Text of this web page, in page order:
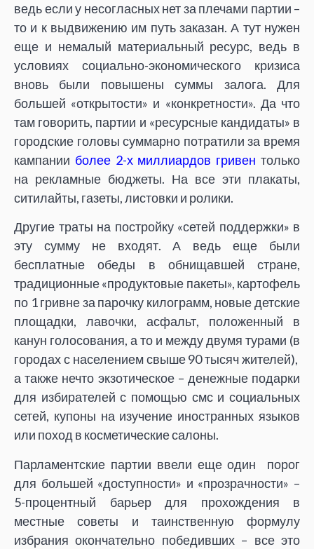
ведь если у несогласных нет за плечами партии –
то и к выдвижению им путь заказан. А тут нужен
еще и немалый материальный ресурс, ведь в
условиях социально-экономического кризиса
вновь были повышены суммы залога. Для
большей «открытости» и «конкретности». Да что
там говорить, партии и «ресурсные кандидаты» в
городские головы суммарно потратили за время
кампании более 2-х миллиардов гривен только
на рекламные бюджеты. На все эти плакаты,
ситилайты, газеты, листовки и ролики.
Другие траты на постройку «сетей поддержки» в
эту сумму не входят. А ведь еще были
бесплатные обеды в обнищавшей стране,
традиционные «продуктовые пакеты», картофель
по 1 гривне за парочку килограмм, новые детские
площадки, лавочки, асфальт, положенный в
канун голосования, а то и между двумя турами (в
городах с населением свыше 90 тысяч жителей),
а также нечто экзотическое – денежные подарки
для избирателей с помощью смс и социальных
сетей, купоны на изучение иностранных языков
или поход в косметические салоны.
Парламентские партии ввели еще один порог
для большей «доступности» и «прозрачности» –
5-процентный барьер для прохождения в
местные советы и таинственную формулу
избрания окончательно победивших – все это